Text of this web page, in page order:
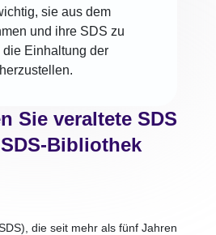
sie aus dem
und ihre SDS zu
Einhaltung der
Sie veraltete SDS
Bibliothek
die seit mehr als fünf Jahren